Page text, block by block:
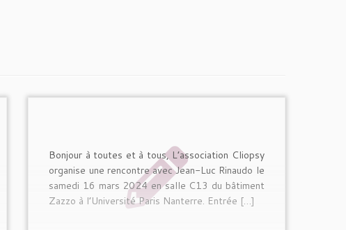
Bonjour à toutes et à tous, L’association Cliopsy
organise une rencontre avec Jean-Luc Rinaudo le
samedi 16 mars 2024 en salle C13 du bâtiment
Zazzo à l’Université Paris Nanterre. Entrée […]